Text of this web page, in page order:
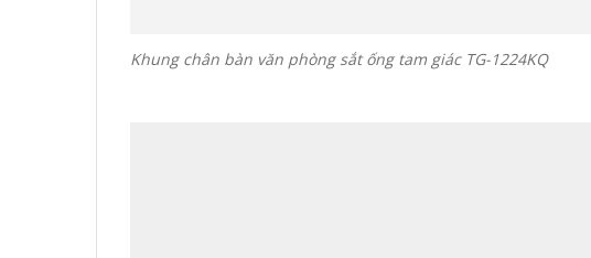
Khung chân bàn văn phòng sắt ống tam giác TG-1224KQ